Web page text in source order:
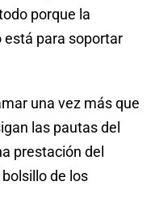
porque la
para soportar
una vez más que
las pautas del
prestación del
de los